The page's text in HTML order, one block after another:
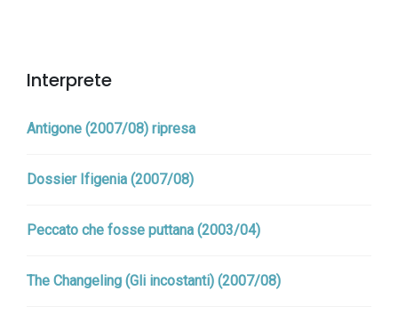
Interprete
Antigone (2007/08) ripresa
Dossier Ifigenia (2007/08)
Peccato che fosse puttana (2003/04)
The Changeling (Gli incostanti) (2007/08)